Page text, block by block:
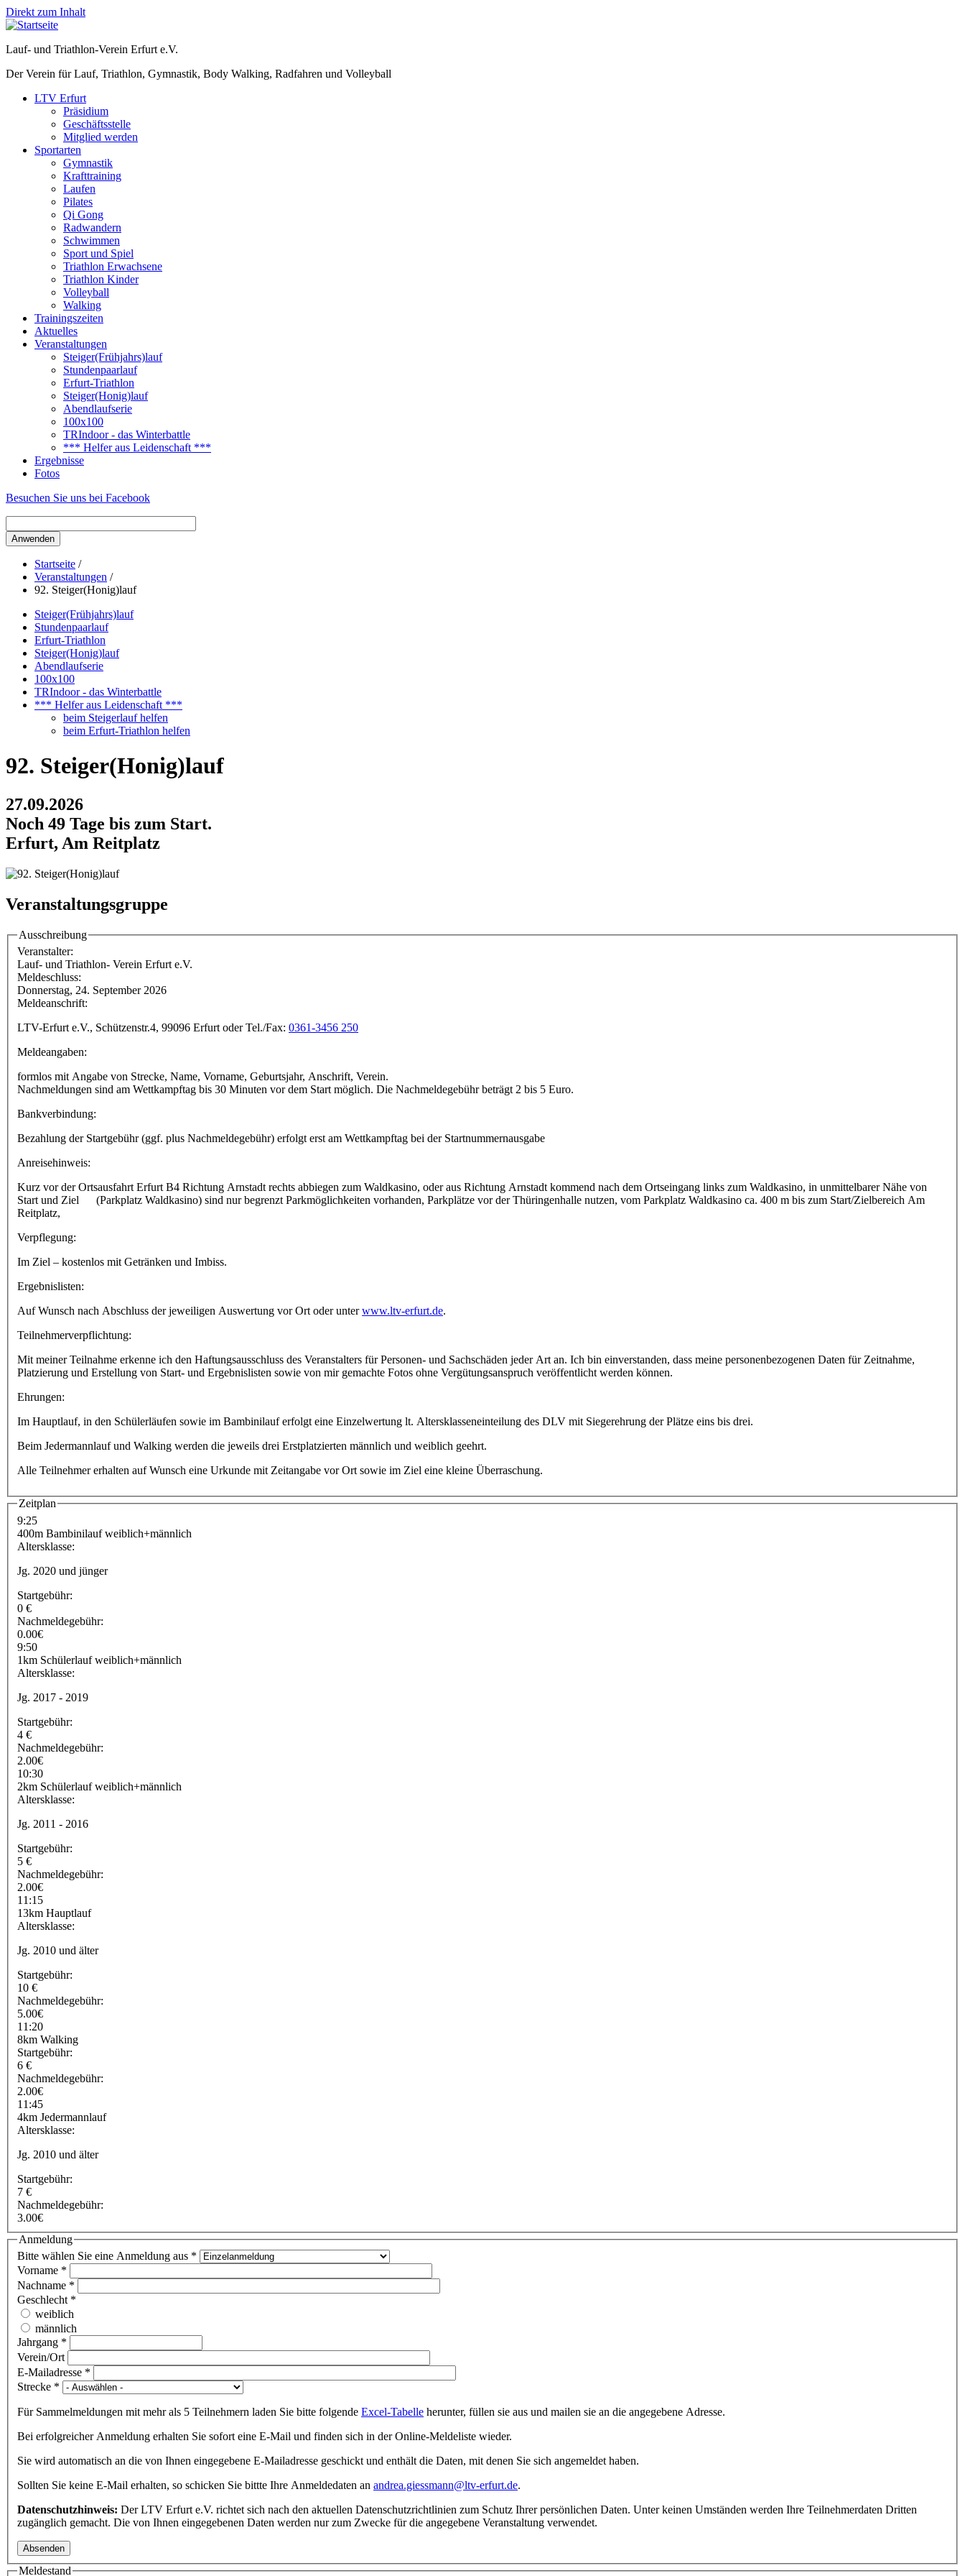
Direkt zum Inhalt
Lauf- und Triathlon-Verein Erfurt e.V.
Der Verein für Lauf, Triathlon, Gymnastik, Body Walking, Radfahren und Volleyball
LTV Erfurt
Präsidium
Geschäftsstelle
Mitglied werden
Sportarten
Gymnastik
Krafttraining
Laufen
Pilates
Qi Gong
Radwandern
Schwimmen
Sport und Spiel
Triathlon Erwachsene
Triathlon Kinder
Volleyball
Walking
Trainingszeiten
Aktuelles
Veranstaltungen
Steiger(Frühjahrs)lauf
Stundenpaarlauf
Erfurt-Triathlon
Steiger(Honig)lauf
Abendlaufserie
100x100
TRIndoor - das Winterbattle
*** Helfer aus Leidenschaft ***
Ergebnisse
Fotos
Besuchen Sie uns bei Facebook
Startseite /
Veranstaltungen /
92. Steiger(Honig)lauf
Steiger(Frühjahrs)lauf
Stundenpaarlauf
Erfurt-Triathlon
Steiger(Honig)lauf
Abendlaufserie
100x100
TRIndoor - das Winterbattle
*** Helfer aus Leidenschaft ***
beim Steigerlauf helfen
beim Erfurt-Triathlon helfen
92. Steiger(Honig)lauf
27.09.2026
Noch 49 Tage bis zum Start.
Erfurt, Am Reitplatz
Veranstaltungsgruppe
Ausschreibung
Veranstalter:
Lauf- und Triathlon- Verein Erfurt e.V.
Meldeschluss:
Donnerstag, 24. September 2026
Meldeanschrift:
LTV-Erfurt e.V., Schützenstr.4, 99096 Erfurt oder Tel./Fax: 0361-3456 250
Meldeangaben:
formlos mit Angabe von Strecke, Name, Vorname, Geburtsjahr, Anschrift, Verein.
Nachmeldungen sind am Wettkampftag bis 30 Minuten vor dem Start möglich. Die Nachmeldegebühr beträgt 2 bis 5 Euro.
Bankverbindung:
Bezahlung der Startgebühr (ggf. plus Nachmeldegebühr) erfolgt erst am Wettkampftag bei der Startnummernausgabe
Anreisehinweis:
Kurz vor der Ortsausfahrt Erfurt B4 Richtung Arnstadt rechts abbiegen zum Waldkasino, oder aus Richtung Arnstadt kommend nach dem Ortseingang links zum Waldkasino, in unmittelbarer Nähe von
Start und Ziel (Parkplatz Waldkasino) sind nur begrenzt Parkmöglichkeiten vorhanden, Parkplätze vor der Thüringenhalle nutzen, vom Parkplatz Waldkasino ca. 400 m bis zum Start/Zielbereich Am
Reitplatz,
Verpflegung:
Im Ziel – kostenlos mit Getränken und Imbiss.
Ergebnislisten:
Auf Wunsch nach Abschluss der jeweiligen Auswertung vor Ort oder unterwww.ltv-erfurt.de.
Teilnehmerverpflichtung:
Mit meiner Teilnahme erkenne ich den Haftungsausschluss des Veranstalters für Personen- und Sachschäden jeder Art an. Ich bin einverstanden, dass meine personenbezogenen Daten für Zeitnahme,
Platzierung und Erstellung von Start- und Ergebnislisten sowie von mir gemachte Fotos ohne Vergütungsanspruch veröffentlicht werden können.
Ehrungen:
Im Hauptlauf, in den Schülerläufen sowie im Bambinilauf erfolgt eine Einzelwertung lt. Altersklasseneinteilung des DLV mit Siegerehrung der Plätze eins bis drei.
Beim Jedermannlauf und Walking werden die jeweils drei Erstplatzierten männlich und weiblich geehrt.
Alle Teilnehmer erhalten auf Wunsch eine Urkunde mit Zeitangabe vor Ort sowie im Ziel eine kleine Überraschung.
Zeitplan
9:25
400m Bambinilauf weiblich+männlich
Altersklasse:
Jg. 2020 und jünger
Startgebühr:
0 €
Nachmeldegebühr:
0.00€
9:50
1km Schülerlauf weiblich+männlich
Altersklasse:
Jg. 2017 - 2019
Startgebühr:
4 €
Nachmeldegebühr:
2.00€
10:30
2km Schülerlauf weiblich+männlich
Altersklasse:
Jg. 2011 - 2016
Startgebühr:
5 €
Nachmeldegebühr:
2.00€
11:15
13km Hauptlauf
Altersklasse:
Jg. 2010 und älter
Startgebühr:
10 €
Nachmeldegebühr:
5.00€
11:20
8km Walking
Startgebühr:
6 €
Nachmeldegebühr:
2.00€
11:45
4km Jedermannlauf
Altersklasse:
Jg. 2010 und älter
Startgebühr:
7 €
Nachmeldegebühr:
3.00€
Anmeldung
Bitte wählen Sie eine Anmeldung aus *
Vorname *
Nachname *
Geschlecht *
weiblich
männlich
Jahrgang *
Verein/Ort
E-Mailadresse *
Strecke *
Für Sammelmeldungen mit mehr als 5 Teilnehmern laden Sie bitte folgende Excel-Tabelle herunter, füllen sie aus und mailen sie an die angegebene Adresse.
Bei erfolgreicher Anmeldung erhalten Sie sofort eine E-Mail und finden sich in der Online-Meldeliste wieder.
Sie wird automatisch an die von Ihnen eingegebene E-Mailadresse geschickt und enthält die Daten, mit denen Sie sich angemeldet haben.
Sollten Sie keine E-Mail erhalten, so schicken Sie bittte Ihre Anmeldedaten an andrea.giessmann@ltv-erfurt.de.
Datenschutzhinweis: Der LTV Erfurt e.V. richtet sich nach den aktuellen Datenschutzrichtlinien zum Schutz Ihrer persönlichen Daten. Unter keinen Umständen werden Ihre Teilnehmerdaten Dritten
zugänglich gemacht. Die von Ihnen eingegebenen Daten werden nur zum Zwecke für die angegebene Veranstaltung verwendet.
Meldestand